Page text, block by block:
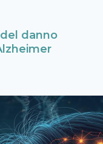
danno